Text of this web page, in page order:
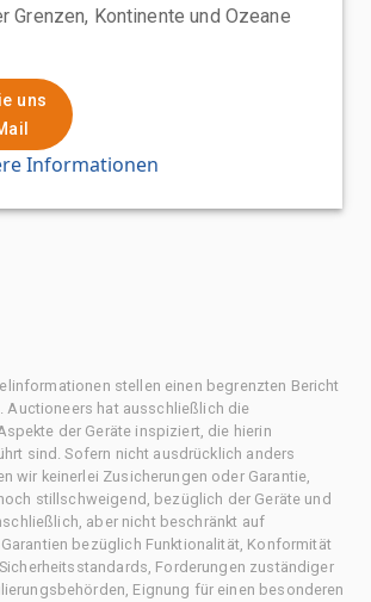
Grenzen, Kontinente und Ozeane
uns
Informationen
stellen einen begrenzten Bericht
Auctioneers hat ausschließlich die
der Geräte inspiziert, die hierin
sind. Sofern nicht ausdrücklich anders
wir keinerlei Zusicherungen oder Garantie,
stillschweigend, bezüglich der Geräte und
aber nicht beschränkt auf
bezüglich Funktionalität, Konformität
Forderungen zuständiger
Eignung für einen besonderen